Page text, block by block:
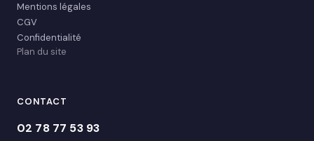
Mentions légales
CGV
Confidentialité
Plan du site
CONTACT
02 78 77 53 93